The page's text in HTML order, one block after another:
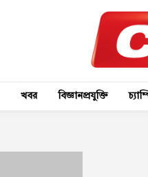
খবর বিজ্ঞানপ্রযুক্তি